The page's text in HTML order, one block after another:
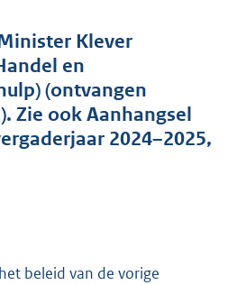
Klever
en
(ontvangen
Zie ook Aanhangsel
2024–2025,
beleid van de vorige